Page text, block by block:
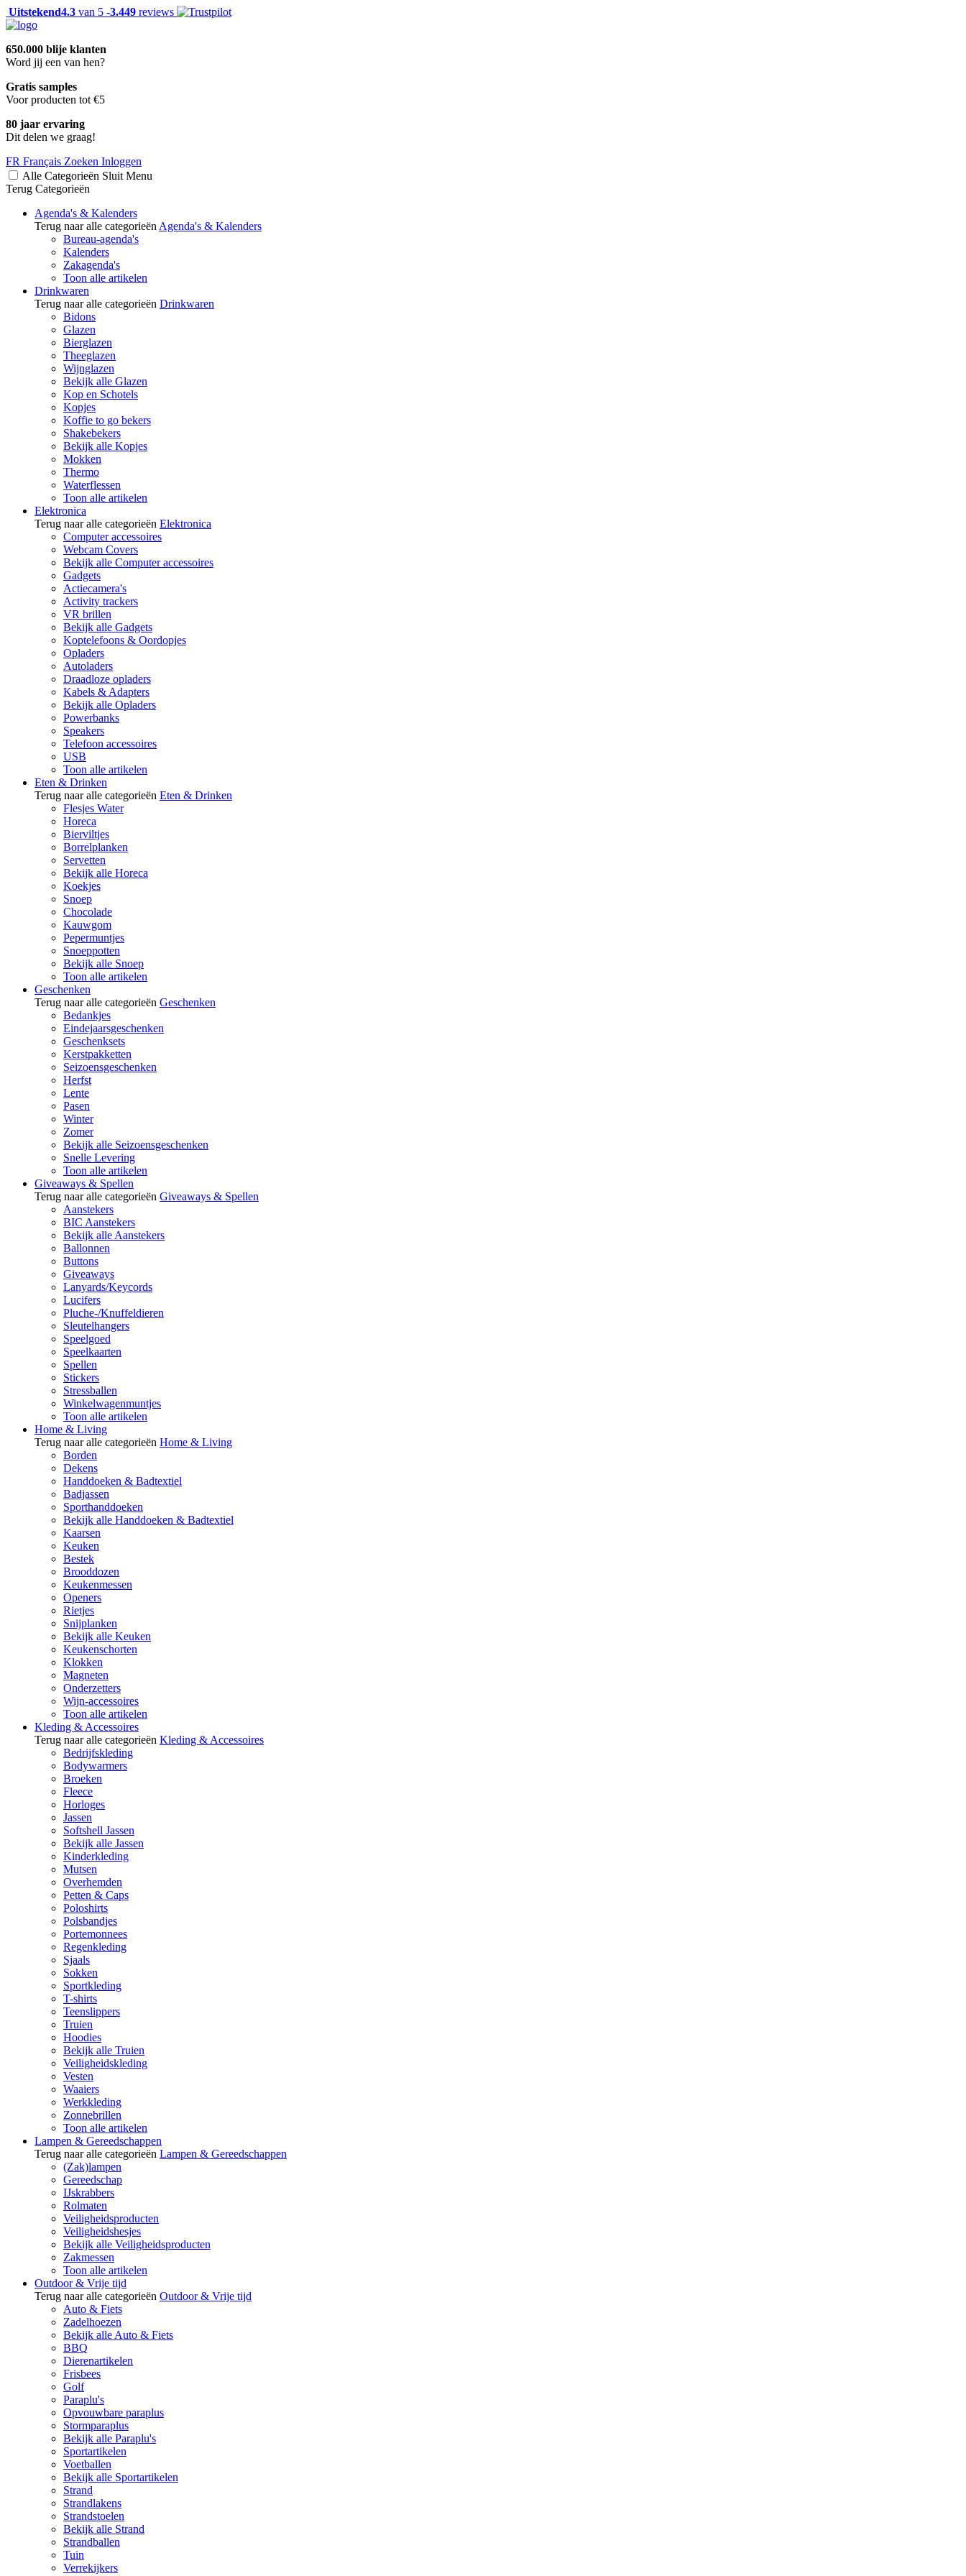
Uitstekend4.3 van 5 -3.449 reviews
650.000 blije klanten
Word jij een van hen?
Gratis samples
Voor producten tot €5
80 jaar ervaring
Dit delen we graag!
FR Français Zoeken Inloggen
Alle Categorieën Sluit Menu
Terug Categorieën
Agenda's & Kalenders
Terug naar alle categorieën Agenda's & Kalenders
Bureau-agenda's
Kalenders
Zakagenda's
Toon alle artikelen
Drinkwaren
Terug naar alle categorieën Drinkwaren
Bidons
Glazen
Bierglazen
Theeglazen
Wijnglazen
Bekijk alle Glazen
Kop en Schotels
Kopjes
Koffie to go bekers
Shakebekers
Bekijk alle Kopjes
Mokken
Thermo
Waterflessen
Toon alle artikelen
Elektronica
Terug naar alle categorieën Elektronica
Computer accessoires
Webcam Covers
Bekijk alle Computer accessoires
Gadgets
Actiecamera's
Activity trackers
VR brillen
Bekijk alle Gadgets
Koptelefoons & Oordopjes
Opladers
Autoladers
Draadloze opladers
Kabels & Adapters
Bekijk alle Opladers
Powerbanks
Speakers
Telefoon accessoires
USB
Toon alle artikelen
Eten & Drinken
Terug naar alle categorieën Eten & Drinken
Flesjes Water
Horeca
Bierviltjes
Borrelplanken
Servetten
Bekijk alle Horeca
Koekjes
Snoep
Chocolade
Kauwgom
Pepermuntjes
Snoeppotten
Bekijk alle Snoep
Toon alle artikelen
Geschenken
Terug naar alle categorieën Geschenken
Bedankjes
Eindejaarsgeschenken
Geschenksets
Kerstpakketten
Seizoensgeschenken
Herfst
Lente
Pasen
Winter
Zomer
Bekijk alle Seizoensgeschenken
Snelle Levering
Toon alle artikelen
Giveaways & Spellen
Terug naar alle categorieën Giveaways & Spellen
Aanstekers
BIC Aanstekers
Bekijk alle Aanstekers
Ballonnen
Buttons
Giveaways
Lanyards/Keycords
Lucifers
Pluche-/Knuffeldieren
Sleutelhangers
Speelgoed
Speelkaarten
Spellen
Stickers
Stressballen
Winkelwagenmuntjes
Toon alle artikelen
Home & Living
Terug naar alle categorieën Home & Living
Borden
Dekens
Handdoeken & Badtextiel
Badjassen
Sporthanddoeken
Bekijk alle Handdoeken & Badtextiel
Kaarsen
Keuken
Bestek
Brooddozen
Keukenmessen
Openers
Rietjes
Snijplanken
Bekijk alle Keuken
Keukenschorten
Klokken
Magneten
Onderzetters
Wijn-accessoires
Toon alle artikelen
Kleding & Accessoires
Terug naar alle categorieën Kleding & Accessoires
Bedrijfskleding
Bodywarmers
Broeken
Fleece
Horloges
Jassen
Softshell Jassen
Bekijk alle Jassen
Kinderkleding
Mutsen
Overhemden
Petten & Caps
Poloshirts
Polsbandjes
Portemonnees
Regenkleding
Sjaals
Sokken
Sportkleding
T-shirts
Teenslippers
Truien
Hoodies
Bekijk alle Truien
Veiligheidskleding
Vesten
Waaiers
Werkkleding
Zonnebrillen
Toon alle artikelen
Lampen & Gereedschappen
Terug naar alle categorieën Lampen & Gereedschappen
(Zak)lampen
Gereedschap
IJskrabbers
Rolmaten
Veiligheidsproducten
Veiligheidshesjes
Bekijk alle Veiligheidsproducten
Zakmessen
Toon alle artikelen
Outdoor & Vrije tijd
Terug naar alle categorieën Outdoor & Vrije tijd
Auto & Fiets
Zadelhoezen
Bekijk alle Auto & Fiets
BBQ
Dierenartikelen
Frisbees
Golf
Paraplu's
Opvouwbare paraplus
Stormparaplus
Bekijk alle Paraplu's
Sportartikelen
Voetballen
Bekijk alle Sportartikelen
Strand
Strandlakens
Strandstoelen
Bekijk alle Strand
Strandballen
Tuin
Verrekijkers